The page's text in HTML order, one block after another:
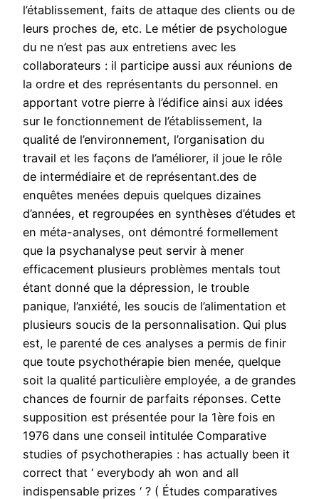
l’établissement, faits de attaque des clients ou de
leurs proches de, etc. Le métier de psychologue
du ne n’est pas aux entretiens avec les
collaborateurs : il participe aussi aux réunions de
la ordre et des représentants du personnel. en
apportant votre pierre à l’édifice ainsi aux idées
sur le fonctionnement de l’établissement, la
qualité de l’environnement, l’organisation du
travail et les façons de l’améliorer, il joue le rôle
de intermédiaire et de représentant.des de
enquêtes menées depuis quelques dizaines
d’années, et regroupées en synthèses d’études et
en méta-analyses, ont démontré formellement
que la psychanalyse peut servir à mener
efficacement plusieurs problèmes mentals tout
étant donné que la dépression, le trouble
panique, l’anxiété, les soucis de l’alimentation et
plusieurs soucis de la personnalisation. Qui plus
est, le parenté de ces analyses a permis de finir
que toute psychothérapie bien menée, quelque
soit la qualité particulière employée, a de grandes
chances de fournir de parfaits réponses. Cette
supposition est présentée pour la 1ère fois en
1976 dans une conseil intitulée Comparative
studies of psychotherapies : has actually been it
correct that ‘ everybody ah won and all
indispensable prizes ‘ ? ( Études comparatives